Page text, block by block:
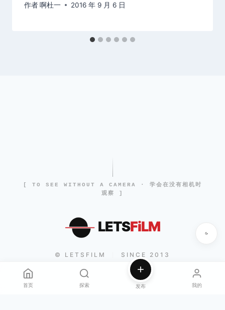
作者啊杜一 2016 年 9 月 6 日
[ TO SEE WITHOUT A CAMERA · 学会在没有相机时
观察 ]
LETSFiLM
© LETSFILM SINCE 2013
首页 探索 发布 我的